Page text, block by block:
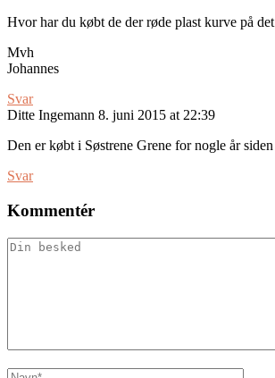
Hvor har du købt de der røde plast kurve på
Mvh
Johannes
Svar
Ditte Ingemann 8. juni 2015 at 22:39
Den er købt i Søstrene Grene for nogle år
Svar
Kommentér